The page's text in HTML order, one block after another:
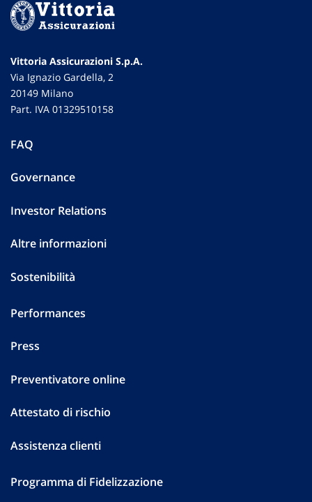
Vittoria Assicurazioni S.p.A.
Via Ignazio Gardella, 2
20149 Milano
Part. IVA 01329510158
FAQ
Governance
Investor Relations
Altre informazioni
Sostenibilità
Performances
Press
Preventivatore online
Attestato di rischio
Assistenza clienti
Programma di Fidelizzazione